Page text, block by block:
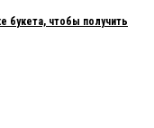
букета, чтобы получить